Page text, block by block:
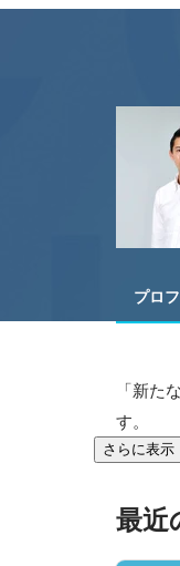
プロ
「新た
す。
さらに表示
最近